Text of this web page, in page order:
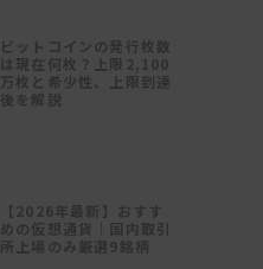
ビットコインの発行枚数
は現在何枚？上限2,100
万枚と希少性、上限到達
後を解説
【2026年最新】おすす
めの仮想通貨｜国内取引
所上場のみ厳選9銘柄